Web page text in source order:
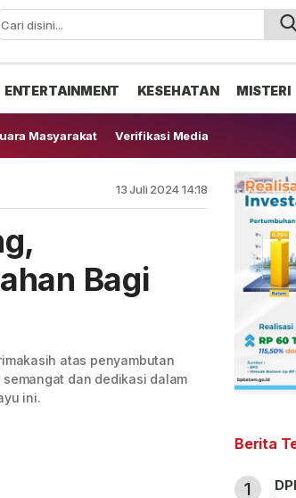
ENTERTAINMENT KESEHATAN MISTERI
Masyarakat Verifikasi Media
13 Juli 2024 14:18
Bagi
atas penyambutan
dan dedikasi dalam
ini.
Berita
1